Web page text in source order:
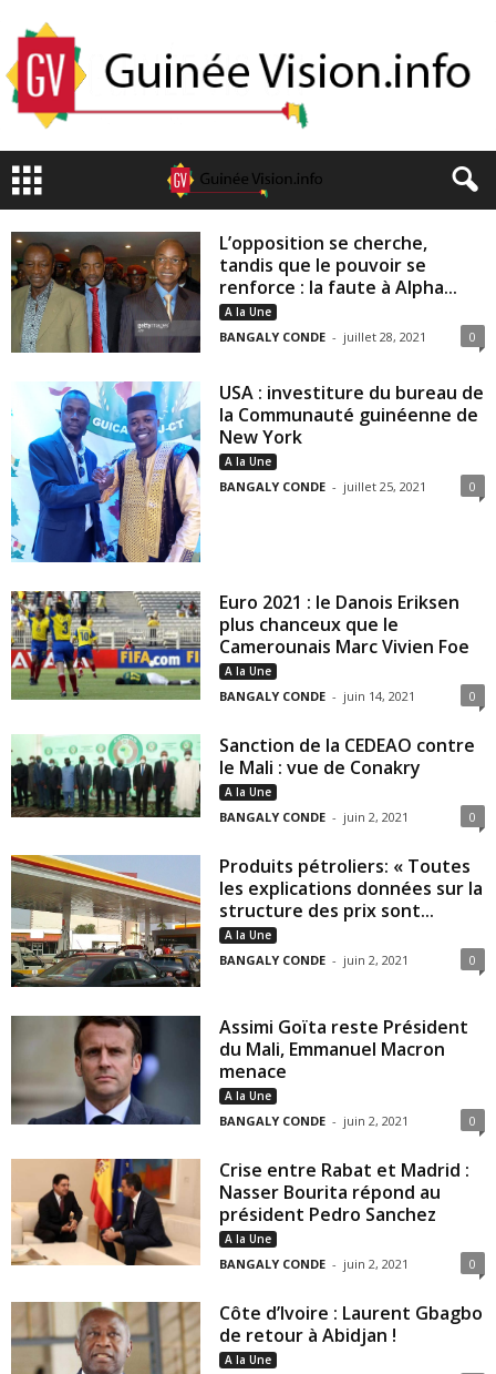
L’opposition se cherche,
tandis que le pouvoir se
renforce : la faute à Alpha...
A la Une
BANGALY CONDE - juillet 28, 2021 0
USA : investiture du bureau de
la Communauté guinéenne de
New York
A la Une
BANGALY CONDE - juillet 25, 2021 0
Euro 2021 : le Danois Eriksen
plus chanceux que le
Camerounais Marc Vivien Foe
A la Une
BANGALY CONDE - juin 14, 2021 0
Sanction de la CEDEAO contre
le Mali : vue de Conakry
A la Une
BANGALY CONDE - juin 2, 2021 0
Produits pétroliers: « Toutes
les explications données sur la
structure des prix sont...
A la Une
BANGALY CONDE - juin 2, 2021 0
Assimi Goïta reste Président
du Mali, Emmanuel Macron
menace
A la Une
BANGALY CONDE - juin 2, 2021 0
Crise entre Rabat et Madrid :
Nasser Bourita répond au
président Pedro Sanchez
A la Une
BANGALY CONDE - juin 2, 2021 0
Côte d’Ivoire : Laurent Gbagbo
de retour à Abidjan !
A la Une